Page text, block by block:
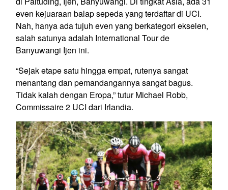
even kejuaraan balap sepeda yang terdaftar di UCI.
Nah, hanya ada tujuh even yang berkategori ekselen,
salah satunya adalah International Tour de
Banyuwangi Ijen ini.
“Sejak etape satu hingga empat, rutenya sangat
menantang dan pemandangannya sangat bagus.
Tidak kalah dengan Eropa,” tutur Michael Robb,
Commissaire 2 UCI dari Irlandia.